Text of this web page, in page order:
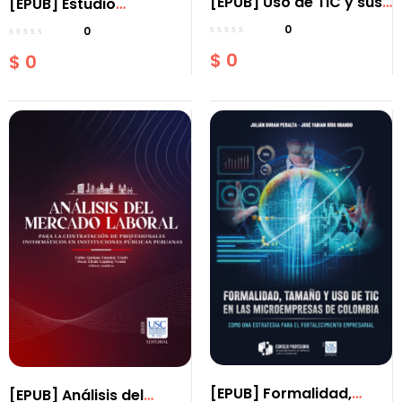
Comparativo entre
Lenguajes Visuales
(copia)
0
$ 0
determinantes en las
Colombia
0
$ 0
[EPUB] Análisis del
[EPUB] Formalidad,